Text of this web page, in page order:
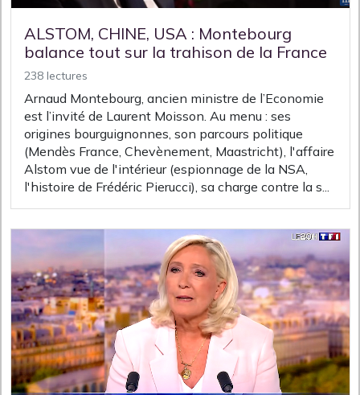
ALSTOM, CHINE, USA : Montebourg
balance tout sur la trahison de la France
238 lectures
Arnaud Montebourg, ancien ministre de l’Economie
est l’invité de Laurent Moisson. Au menu : ses
origines bourguignonnes, son parcours politique
(Mendès France, Chevènement, Maastricht), l'affaire
Alstom vue de l'intérieur (espionnage de la NSA,
l'histoire de Frédéric Pierucci), sa charge contre la s...